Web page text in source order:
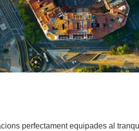
perfectament equipades al